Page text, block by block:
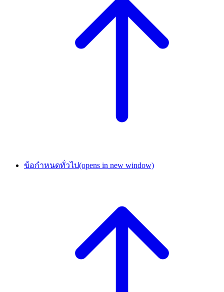
ข้อกำหนดทั่วไป(opens in new window)